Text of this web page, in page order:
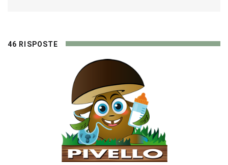
46 RISPOSTE